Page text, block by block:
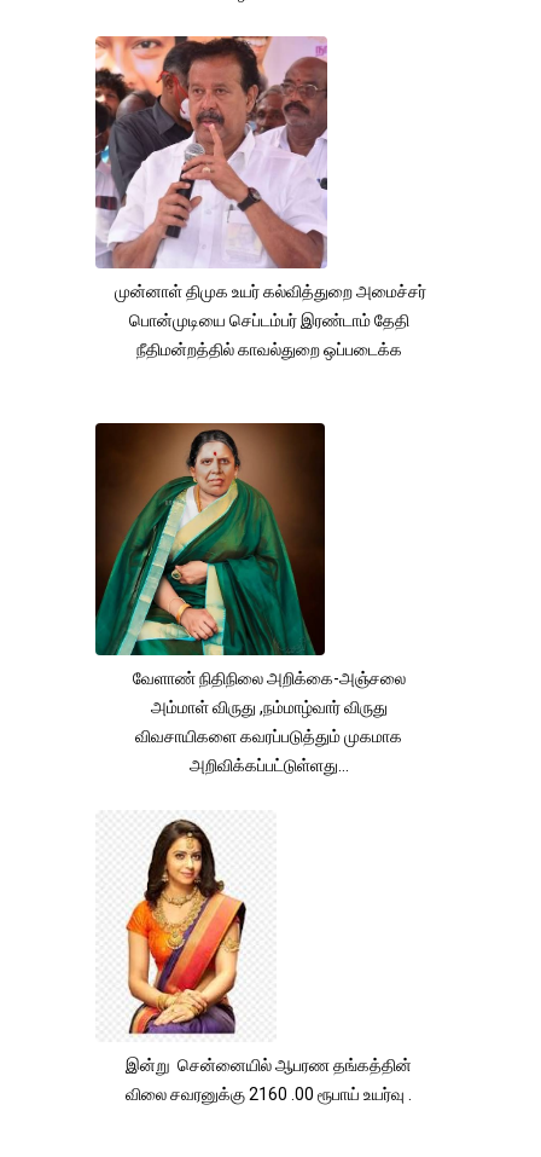
முன்னாள் திமுக உயர் கல்வித்துறை அமைச்சர்
பொன்முடியை செப்டம்பர் இரண்டாம் தேதி
நீதிமன்றத்தில் காவல்துறை ஒப்படைக்க
வேளாண் நிதிநிலை அறிக்கை-அஞ்சலை
அம்மாள் விருது ,நம்மாழ்வார் விருது
விவசாயிகளை கவரப்படுத்தும் முகமாக
அறிவிக்கப்பட்டுள்ளது...
இன்று சென்னையில் ஆபரண தங்கத்தின்
விலை சவரனுக்கு 2160 .00 ரூபாய் உயர்வு .